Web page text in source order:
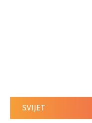
SVIJET